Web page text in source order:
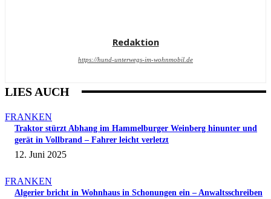
Redaktion
https://hund-unterwegs-im-wohnmobil.de
LIES AUCH
FRANKEN
Traktor stürzt Abhang im Hammelburger Weinberg hinunter und
gerät in Vollbrand – Fahrer leicht verletzt
12. Juni 2025
FRANKEN
Algerier bricht in Wohnhaus in Schonungen ein – Anwaltsschreiben